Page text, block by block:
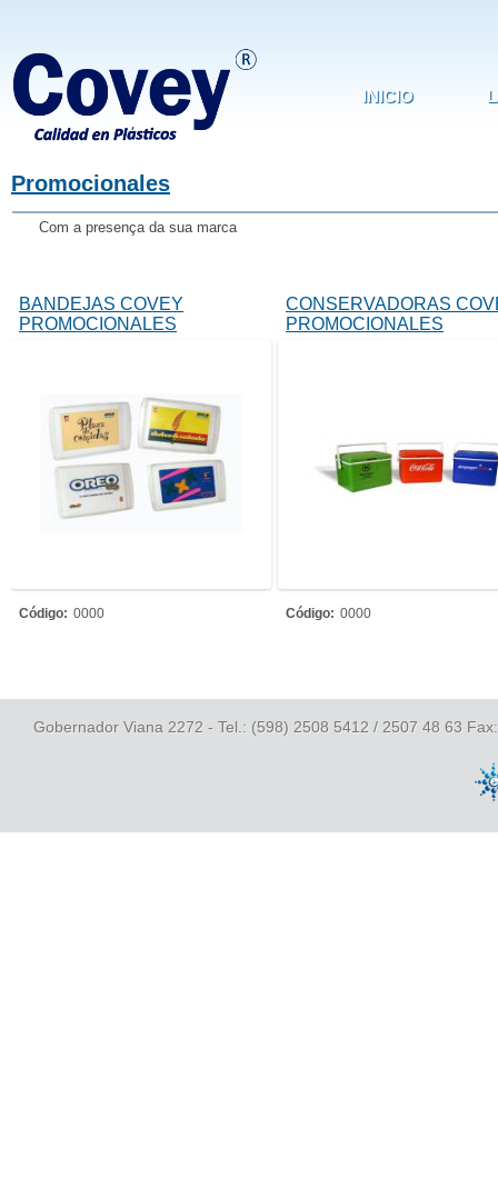
INICIO
Promocionales
Com a presença da sua marca​
BANDEJAS COVEY
PROMOCIONALES
Código: 0000
CONSERVADORAS
PROMOCIONALES
Código: 0000
Gobernador Viana 2272 - Tel.: (598) 2508 5412 / 2507 48 63